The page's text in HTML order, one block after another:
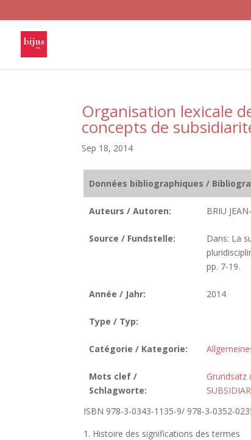
Organisation lexicale
concepts de
Sep 18, 2014
Données bibliographiques /
Auteurs / Autoren: BRIU
Source / Fundstelle:
Dans: La
pp. 7-19.
Année / Jahr: 2014
Type / Typ:
Catégorie / Kategorie:
Mots clef /
Schlagworte:
Grundsatz
ISBN 978-3-0343-1135-9/ 978-3-0352-
1. Histoire des significations des termes